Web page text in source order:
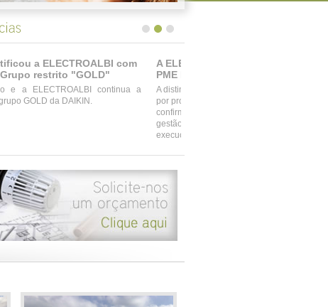
A ELECTROALBI mantém o estatuto de
PME LÍDER
A distinção da Electroalbi como PME Líder 2012
por proposta do Banco Santander Totta que
confirma o seu elevado modelo de excelência na
gestão da empresa, que demonstra uma excelente